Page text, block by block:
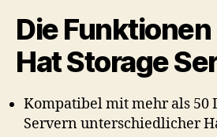
Die Funktionen
Hat Storage
Kompatibel mit mehr als 50
Servern unterschiedlicher